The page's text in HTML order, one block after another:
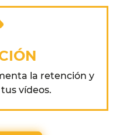
la retención y
vídeos.